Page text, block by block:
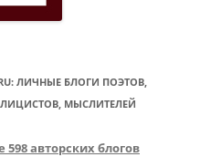
ЛИЧНЫЕ БЛОГИ ПОЭТОВ,
МЫСЛИТЕЛЕЙ
598 авторских блогов